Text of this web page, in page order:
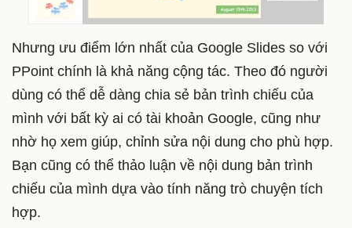
Nhưng ưu điểm lớn nhất của Google Slides so với
PPoint chính là khả năng cộng tác. Theo đó người
dùng có thể dễ dàng chia sẻ bản trình chiếu của
mình với bất kỳ ai có tài khoản Google, cũng như
nhờ họ xem giúp, chỉnh sửa nội dung cho phù hợp.
Bạn cũng có thể thảo luận về nội dung bản trình
chiếu của mình dựa vào tính năng trò chuyện tích
hợp.